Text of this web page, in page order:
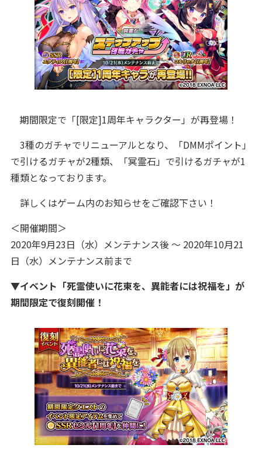
期間限定で「[限定]1周年キャラクター」が再登場！
3種のガチャでリニューアルとなり、「DMMポイント」
で引けるガチャが2種類、「冥霊石」で引けるガチャが1
種類となっております。
詳しくはゲーム内のお知らせをご確認下さい！
＜開催期間＞
2020年9月23日（水）メンテナンス後 ～ 2020年10月21
日（水）メンテナンス前まで
▼イベント「死霊使いに花束を、異能者には祝福を」が
期間限定で復刻開催！